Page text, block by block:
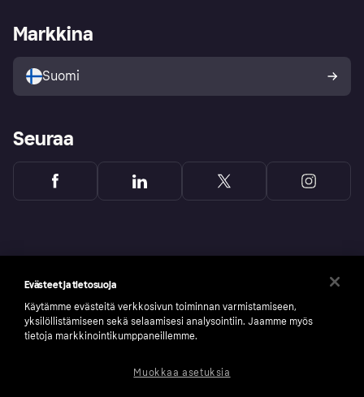
Tutustu kauppoihin
Ostajan turva
Kirjaudu sisään yrityksenä
Markkina
Suomi
Seuraa
Evästeet ja tietosuoja
Käytämme evästeitä verkkosivun toiminnan varmistamiseen,
yksilöllistämiseen sekä selaamisesi analysointiin. Jaamme myös
tietoja markkinointikumppaneillemme.
Muokkaa asetuksia